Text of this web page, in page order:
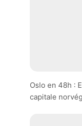
Oslo en 48h :
capitale